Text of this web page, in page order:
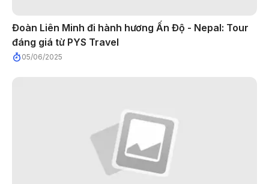
Đoàn Liên Minh đi hành hương Ấn Độ - Nepal: Tour
đáng giá từ PYS Travel
05/06/2025